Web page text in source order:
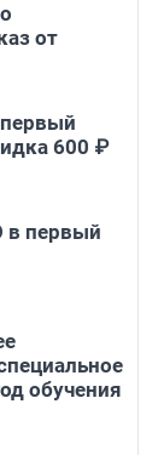
от
600 ₽
в первый
обучения